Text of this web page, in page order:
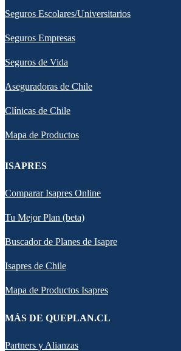
Seguros Escolares/Universitarios
Seguros Empresas
Seguros de Vida
Aseguradoras de Chile
Clínicas de Chile
Mapa de Productos
ISAPRES
Comparar Isapres Online
Tu Mejor Plan (beta)
Buscador de Planes de Isapre
Isapres de Chile
Mapa de Productos Isapres
MÁS DE QUEPLAN.CL
Partners y Alianzas